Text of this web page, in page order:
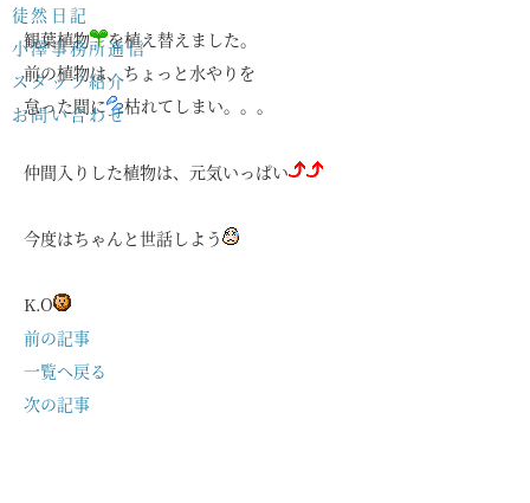
徒然日記
小澤事務所通信
スタッフ紹介
お問い合わせ
観葉植物
を植え替えました。
前の植物は、ちょっと水やりを
怠った間に
枯れてしまい。。。
仲間入りした植物は、元気いっぱい
今度はちゃんと世話しよう
K.O
前の記事
一覧へ戻る
次の記事